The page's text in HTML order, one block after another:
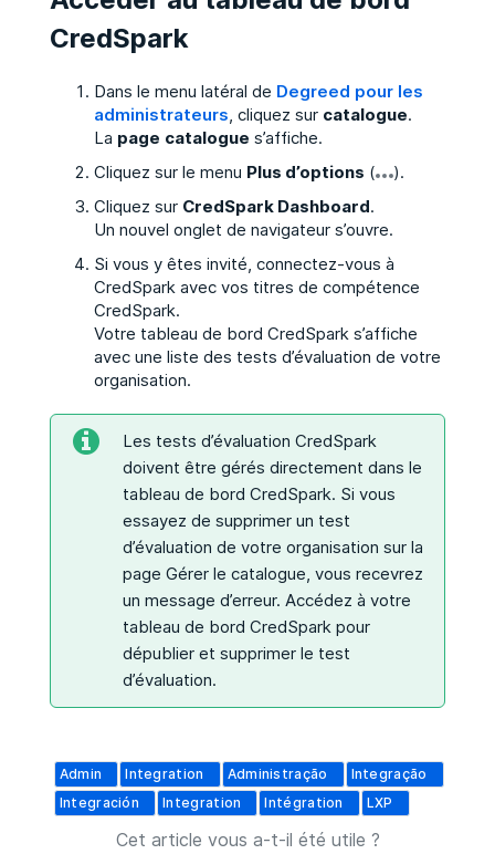
CredSpark
Dans le menu latéral de Degreed pour les
administrateurs, cliquez sur catalogue.
La page catalogue s’affiche.
Cliquez sur le menu Plus d’options (
).
Cliquez sur CredSpark Dashboard.
Un nouvel onglet de navigateur s’ouvre.
Si vous y êtes invité, connectez-vous à
CredSpark avec vos titres de compétence
CredSpark.
Votre tableau de bord CredSpark s’affiche
avec une liste des tests d’évaluation de votre
organisation.
Les tests d’évaluation CredSpark
doivent être gérés directement dans le
tableau de bord CredSpark. Si vous
essayez de supprimer un test
d’évaluation de votre organisation sur la
page Gérer le catalogue, vous recevrez
un message d’erreur. Accédez à votre
tableau de bord CredSpark pour
dépublier et supprimer le test
d’évaluation.
Admin Integration Administração
Integração
Integración
Integration Intégration LXP
Cet article vous a-t-il été utile ?